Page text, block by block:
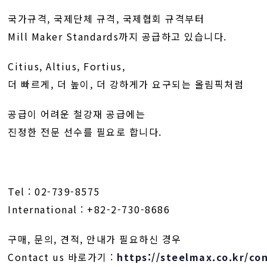
국가규격, 국제단체 규격, 국제협회 규격부터
Mill Maker Standards까지 공급하고 있습니다.
Citius, Altius, Fortius,
더 빠르게, 더 높이, 더 강하게가 요구되는 올림픽처럼
공급이 어려운 철강재 공급에는
진정한 전문 선수를 필요로 합니다.
Tel : 02-739-8575
International : +82-2-730-8686
구매, 문의, 견적, 안내가 필요하신 경우
Contact us 바로가기 : https://steelmax.co.kr/